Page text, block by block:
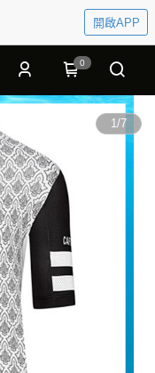
開啟APP
0
1/7